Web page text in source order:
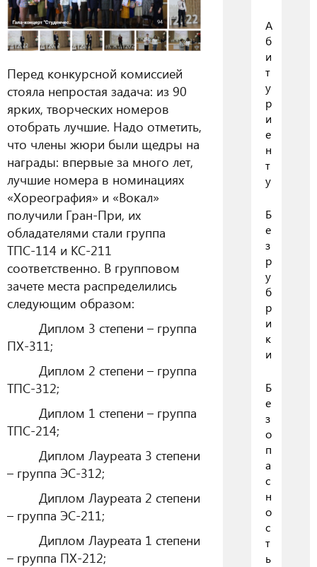
Перед конкурсной комиссией
стояла непростая задача: из 90
ярких, творческих номеров
отобрать лучшие. Надо отметить,
что члены жюри были щедры на
награды: впервые за много лет,
лучшие номера в номинациях
«Хореография» и «Вокал»
получили Гран-При, их
обладателями стали группа
ТПС-114 и КС-211
соответственно. В групповом
зачете места распределились
следующим образом:
Диплом 3 степени – группа
ПХ-311;
Диплом 2 степени – группа
ТПС-312;
Диплом 1 степени – группа
ТПС-214;
Диплом Лауреата 3 степени
– группа ЭС-312;
Диплом Лауреата 2 степени
– группа ЭС-211;
Диплом Лауреата 1 степени
– группа ПХ-212;
А
б
и
т
у
р
и
е
н
т
у
Б
е
з
р
у
б
р
и
к
и
Б
е
з
о
п
а
с
н
о
с
т
ь